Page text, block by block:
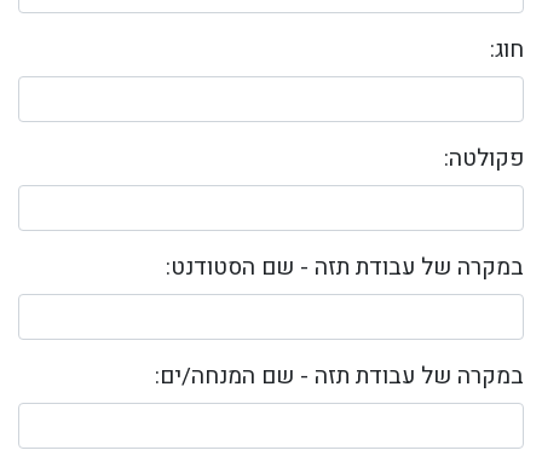
חוג:
פקולטה:
במקרה של עבודת תזה - שם הסטודנט:
במקרה של עבודת תזה - שם המנחה/ים: